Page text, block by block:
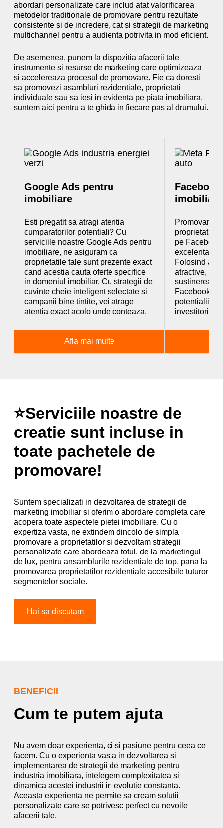
abordari personalizate care includ atat valorificarea
metodelor traditionale de promovare pentru rezultate
consistente si de incredere, cat si strategii de marketing
multichannel pentru a audienta potrivita in mod eficient.
De asemenea, punem la dispozitia afacerii tale
instrumente si resurse de marketing care optimizeaza
si accelereaza procesul de promovare. Fie ca doresti
sa promovezi asambluri rezidentiale, proprietati
individuale sau sa iesi in evidenta pe piata imobiliara,
suntem aici pentru a te ghida in fiecare pas al drumului.
Google Ads pentru
imobiliare
Esti pregatit sa atragi atentia
cumparatorilor potentiali? Cu
serviciile noastre Google Ads pentru
imobiliare, ne asiguram ca
proprietatile tale sunt prezente exact
cand acestia cauta oferte specifice
in domeniul imobiliar. Cu strategii de
cuvinte cheie inteligent selectate si
campanii bine tintite, vei atrage
atentia exact acolo unde conteaza.
Afla mai multe
imobiliare
Promovarea
proprietati si
pe
excelenta de
Folosind
atractive,
sustinerea
Facebook,
potentialii
investitori.
⭐Serviciile noastre de
creatie sunt incluse in
toate pachetele de
promovare!
Suntem specializati in dezvoltarea de strategii de
marketing imobiliar si oferim o abordare completa care
acopera toate aspectele pietei imobiliare. Cu o
expertiza vasta, ne extindem dincolo de simpla
promovare a proprietatilor si dezvoltam strategii
personalizate care abordeaza totul, de la marketingul
de lux, pentru ansamblurile rezidentiale de top, pana la
promovarea proprietatilor rezidentiale accesibile tuturor
segmentelor sociale.
Hai sa discutam
BENEFICII
Cum te putem ajuta
Nu avem doar experienta, ci si pasiune pentru ceea ce
facem. Cu o experienta vasta in dezvoltarea si
implementarea de strategii de marketing pentru
industria imobiliara, intelegem complexitatea si
dinamica acestei industrii in evolutie constanta.
Aceasta experienta ne permite sa cream solutii
personalizate care se potrivesc perfect cu nevoile
afacerii tale.